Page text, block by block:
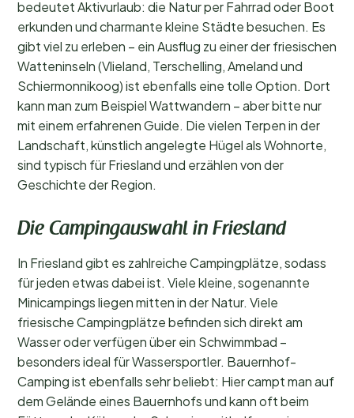
bedeutet Aktivurlaub: die Natur per Fahrrad oder Boot
erkunden und charmante kleine Städte besuchen. Es
gibt viel zu erleben – ein Ausflug zu einer der friesischen
Watteninseln (Vlieland, Terschelling, Ameland und
Schiermonnikoog) ist ebenfalls eine tolle Option. Dort
kann man zum Beispiel Wattwandern – aber bitte nur
mit einem erfahrenen Guide. Die vielen Terpen in der
Landschaft, künstlich angelegte Hügel als Wohnorte,
sind typisch für Friesland und erzählen von der
Geschichte der Region.
Die Campingauswahl in Friesland
In Friesland gibt es zahlreiche Campingplätze, sodass
für jeden etwas dabei ist. Viele kleine, sogenannte
Minicampings liegen mitten in der Natur. Viele
friesische Campingplätze befinden sich direkt am
Wasser oder verfügen über ein Schwimmbad –
besonders ideal für Wassersportler. Bauernhof-
Camping ist ebenfalls sehr beliebt: Hier campt man auf
dem Gelände eines Bauernhofs und kann oft beim